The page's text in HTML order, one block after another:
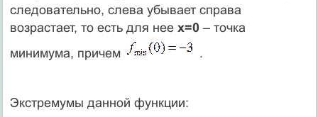
следовательно, слева убывает справа
возрастает, то есть для нее x=0 – точка
минимума, причем
.
Экстремумы данной функции: